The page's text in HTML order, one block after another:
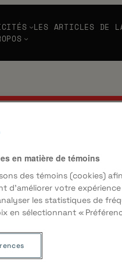
LES ARTICLES DE
en matière de témoins
des témoins (cookies)
d’améliorer votre
les statistiques de
en sélectionnant «